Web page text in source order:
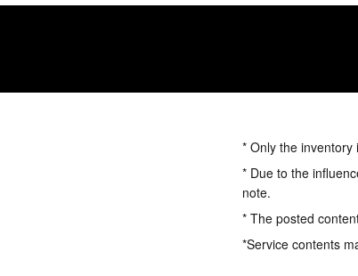
* Only the
* Due to the
note.
* The posted
*Service contents